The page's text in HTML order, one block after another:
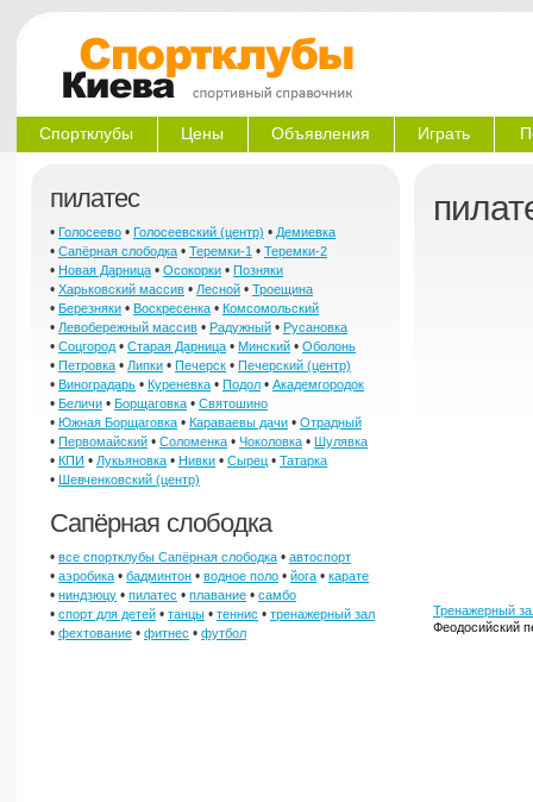
Спортклубы Цены Объявления Играть
пилатес
• Голосеево • Голосеевский (центр) • Демиевка
• Сапёрная слободка • Теремки-1 • Теремки-2
• Новая Дарница • Осокорки • Позняки
• Харьковский массив • Лесной • Троещина
• Березняки • Воскресенка • Комсомольский
• Левобережный массив • Радужный • Русановка
• Соцгород • Старая Дарница • Минский • Оболонь
• Петровка • Липки • Печерск • Печерский (центр)
• Виноградарь • Куреневка • Подол • Академгородок
• Беличи • Борщаговка • Святошино
• Южная Борщаговка • Караваевы дачи • Отрадный
• Первомайский • Соломенка • Чоколовка • Шулявка
• КПИ • Лукьяновка • Нивки • Сырец • Татарка
• Шевченковский (центр)
Сапёрная слободка
• все спортклубы Сапёрная слободка • автоспорт
• аэробика • бадминтон • водное поло • йога • карате
• ниндзюцу • пилатес • плавание • самбо
• спорт для детей • танцы • теннис • тренажерный зал
• фехтование • фитнес • футбол
Тренажерный
Феодосийский